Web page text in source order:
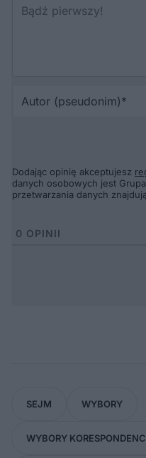
Dodając opinię akceptujesz
danych osobowych jest
przetwarzania danych
0 OPINII
SEJM WYBORY
WYBORY